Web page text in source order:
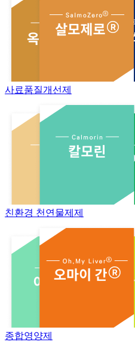
사료품질개선제
친환경 천연물제제
종합영양제